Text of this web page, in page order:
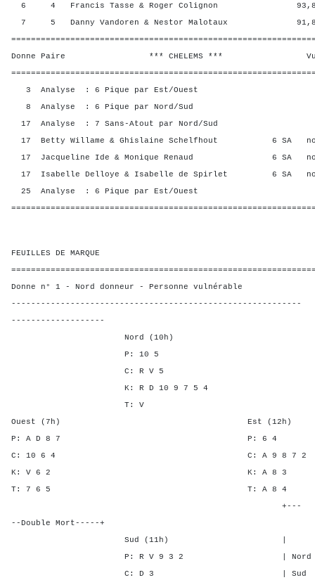
6 4 Francis Tasse & Roger Colignon 93,80
7 5 Danny Vandoren & Nestor Malotaux 91,80
Donne Paire *** CHELEMS *** Vul?
3 Analyse : 6 Pique par Est/Ouest
8 Analyse : 6 Pique par Nord/Sud
17 Analyse : 7 Sans-Atout par Nord/Sud
17 Betty Willame & Ghislaine Schelfhout 6 SA
17 Jacqueline Ide & Monique Renaud 6 SA
17 Isabelle Delloye & Isabelle de Spirlet 6 SA
25 Analyse : 6 Pique par Est/Ouest
FEUILLES DE MARQUE
Donne n° 1 - Nord donneur - Personne vulnérable
-----------------------------------------------------------
-------------------
Nord (10h)
P: 10 5
C: R V 5
K: R D 10 9 7 5 4
T: V
Ouest (7h) Est (12h)
P: A D 8 7 P:
C: 10 6 4 C: A 9 8
K: V 6 2 K: A
T: 7 6 5 T: A
+---
--Double Mort-----+
Sud (11h) | SA P
P: R V 9 3 2 | Nord - 2
C: D 3 | Sud - 3 -